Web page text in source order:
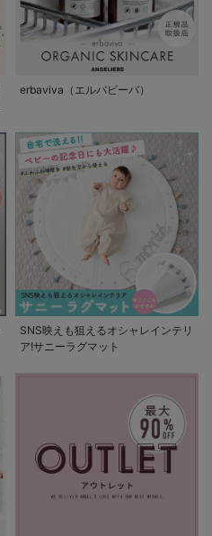
erbaviva（エルバビーバ）
SNS映えも狙えるオシャレインテリ
ア!サニーラグマット